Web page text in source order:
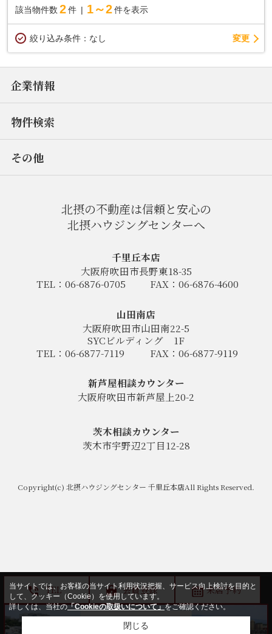
該当物件数 2件 1～2 件を表示
絞り込み条件： なし 変更
企業情報
物件検索
その他
北摂の不動産は信頼と安心の
北摂ハウジングセンターへ
千里丘本店
大阪府吹田市長野東18-35
TEL：06-6876-0705
FAX：06-6876-4600
山田南店
大阪府吹田市山田南22-5
SYCビルディング
1F
TEL：06-6877-7119
FAX：06-6877-9119
新芦屋相談カウンター
大阪府吹田市新芦屋上20-2
茨木相談カウンター
茨木市宇野辺2丁目12-28
Copyright(c) 北摂ハウジングセンター 千里丘本店All Rights Reserved.
TEL 会員登録 来店予約
当サイトでは、お客様の当サイト利用状況把握、サービス向上検討を目的と
して、クッキー（Cookie）を使用しています。
詳しくは、当社の「Cookieの取扱いについて」をご確認ください。
閉じる